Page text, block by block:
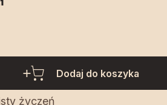
Dodaj do koszyka
życzeń